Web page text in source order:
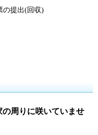
の提出(回収)
周りに咲いていませ